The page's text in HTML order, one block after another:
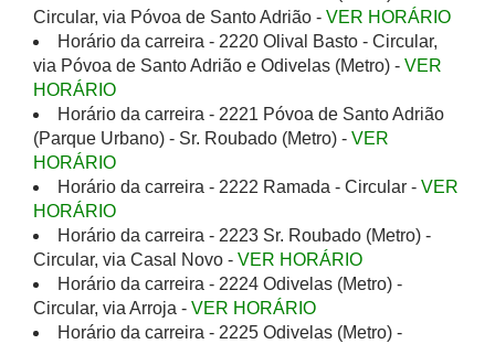
Circular, via Póvoa de Santo Adrião - VER HORÁRIO
Horário da carreira - 2220 Olival Basto - Circular,
via Póvoa de Santo Adrião e Odivelas (Metro) - VER
HORÁRIO
Horário da carreira - 2221 Póvoa de Santo Adrião
(Parque Urbano) - Sr. Roubado (Metro) - VER
HORÁRIO
Horário da carreira - 2222 Ramada - Circular - VER
HORÁRIO
Horário da carreira - 2223 Sr. Roubado (Metro) -
Circular, via Casal Novo - VER HORÁRIO
Horário da carreira - 2224 Odivelas (Metro) -
Circular, via Arroja - VER HORÁRIO
Horário da carreira - 2225 Odivelas (Metro) -